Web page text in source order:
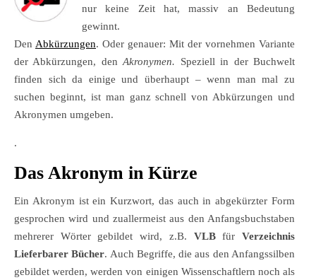
nur keine Zeit hat, massiv an Bedeutung
gewinnt.
Den Abkürzungen. Oder genauer: Mit der vornehmen Variante
der Abkürzungen, denAkronymen. Speziell in der Buchwelt
finden sich da einige und überhaupt – wenn man mal zu
suchen beginnt, ist man ganz schnell von Abkürzungen und
Akronymen umgeben.
.
Das Akronym in Kürze
Ein Akronym ist ein Kurzwort, das auch in abgekürzter Form
gesprochen wird und zuallermeist aus den Anfangsbuchstaben
mehrerer Wörter gebildet wird, z.B. VLBfürVerzeichnis
Lieferbarer Bücher. Auch Begriffe, die aus den Anfangssilben
gebildet werden, werden von einigen Wissenschaftlern noch als